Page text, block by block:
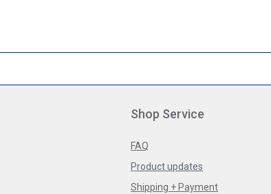
Shop Service
FAQ
Product updates
Shipping + Payment